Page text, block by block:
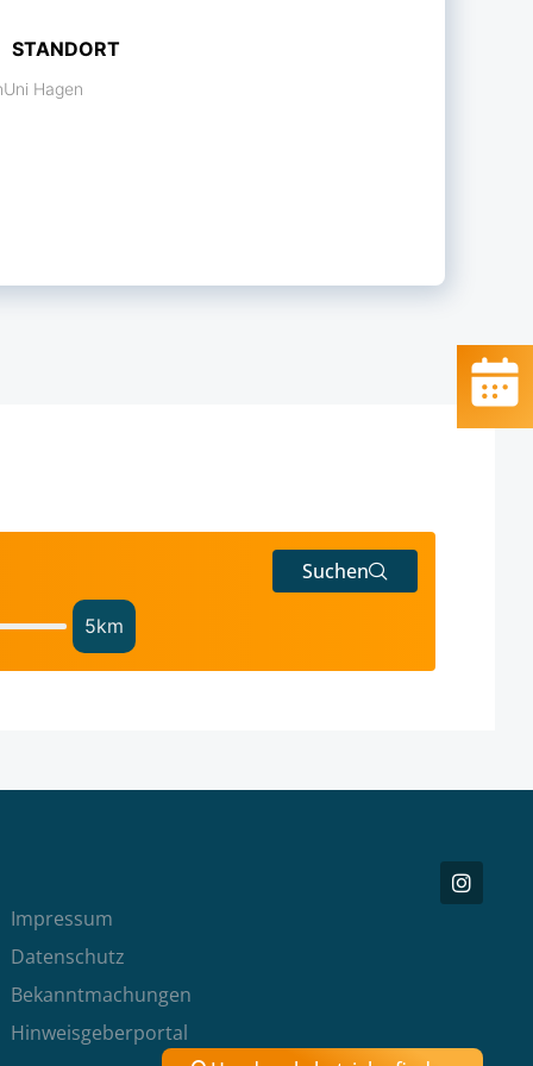
STANDORT
Hagen
5km
Suchen
Impressum
Datenschutz
Bekanntmachungen
Hinweisgeberportal